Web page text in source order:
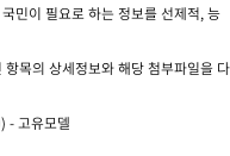
민이 필요로 하는 정보를 선제적, 능
목의 상세정보와 해당 첨부파일을 다
- 고유모델